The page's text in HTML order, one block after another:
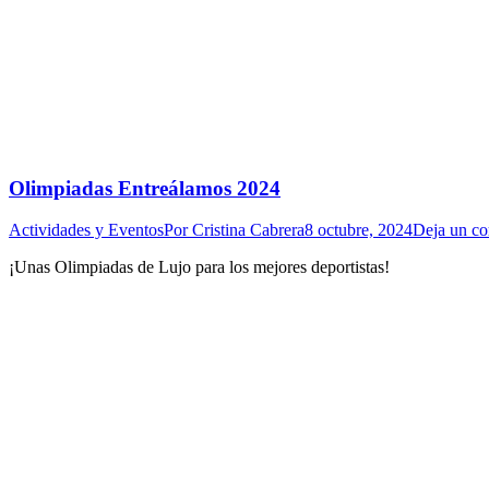
Olimpiadas Entreálamos 2024
Actividades y EventosPorCristina Cabrera8 octubre, 2024Deja un
¡Unas Olimpiadas de Lujo para los mejores deportistas!